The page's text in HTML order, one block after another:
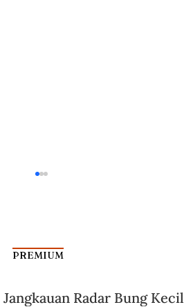
Jawa Kuno
PREMIUM
Radar Bung Kecil